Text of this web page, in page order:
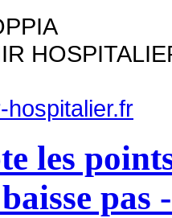
hospitalier.fr
les
pas